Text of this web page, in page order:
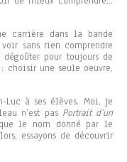
carrière dans la bande
sans rien comprendre
pour toujours de
une seule oeuvre,
Luc à ses élèves. Moi, je
n’est pas Portrait d’un
le nom donné par le
essayons de découvrir